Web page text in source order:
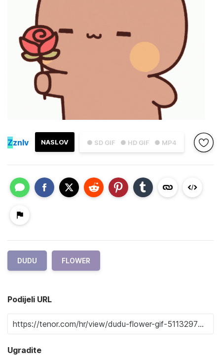
● SD GIF ● HD GIF ● MP4
NASLOV
Zznlv
DUDU FLOWER
Podijeli URL
Ugradite